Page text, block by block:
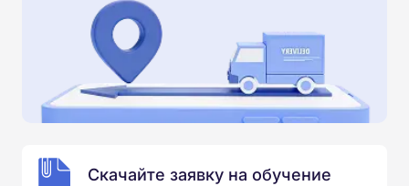
Скачайте заявку на обучение